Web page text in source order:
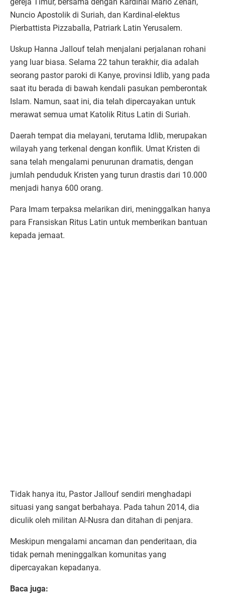
Nuncio Apostolik di Suriah, dan Kardinal-elektus
Pierbattista Pizzaballa, Patriark Latin Yerusalem.
Uskup Hanna Jallouf telah menjalani perjalanan rohani
yang luar biasa. Selama 22 tahun terakhir, dia adalah
seorang pastor paroki di Kanye, provinsi Idlib, yang pada
saat itu berada di bawah kendali pasukan pemberontak
Islam. Namun, saat ini, dia telah dipercayakan untuk
merawat semua umat Katolik Ritus Latin di Suriah.
Daerah tempat dia melayani, terutama Idlib, merupakan
wilayah yang terkenal dengan konflik. Umat Kristen di
sana telah mengalami penurunan dramatis, dengan
jumlah penduduk Kristen yang turun drastis dari 10.000
menjadi hanya 600 orang.
Para Imam terpaksa melarikan diri, meninggalkan hanya
para Fransiskan Ritus Latin untuk memberikan bantuan
kepada jemaat.
Tidak hanya itu, Pastor Jallouf sendiri menghadapi
situasi yang sangat berbahaya. Pada tahun 2014, dia
diculik oleh militan Al-Nusra dan ditahan di penjara.
Meskipun mengalami ancaman dan penderitaan, dia
tidak pernah meninggalkan komunitas yang
dipercayakan kepadanya.
Baca juga: